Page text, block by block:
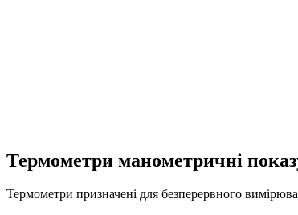
Термометри манометричні
Термометри призначені для безперервного